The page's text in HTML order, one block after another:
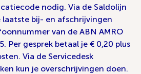
nodig. Via de Saldolijn
laatste bij- en afschrijvingen
van de ABN AMRO
Per gesprek betaal je € 0,20 plus
Via de Servicedesk
kun je overschrijvingen doen.